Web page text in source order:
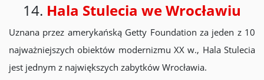
14. Hala Stulecia we Wrocławiu
Uznana przez amerykańską Getty Foundation za jeden z 10
najważniejszych obiektów modernizmu XX w., Hala Stulecia
jest jednym z największych zabytków Wrocławia.